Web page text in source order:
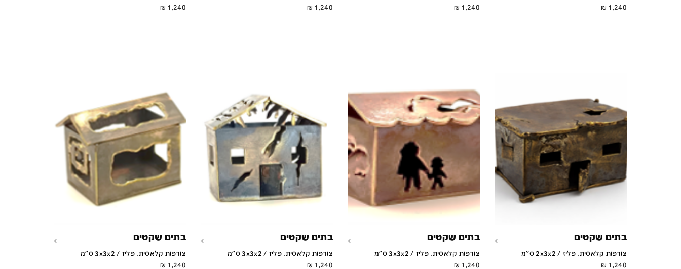
1,240
₪
1,240
₪
1,240
₪
1,240
₪
בתים שקטים
צורפות קלאסית. פליז / 2x3x2 ס''מ
1,240
₪
בתים שקטים
צורפות קלאסית. פליז / 3x3x2 ס''מ
1,240
₪
בתים שקטים
צורפות קלאסית. פליז / 3x3x2 ס''מ
1,240
₪
בתים שקטים
צורפות קלאסית. פליז / 3x3x2 ס''מ
1,240
₪